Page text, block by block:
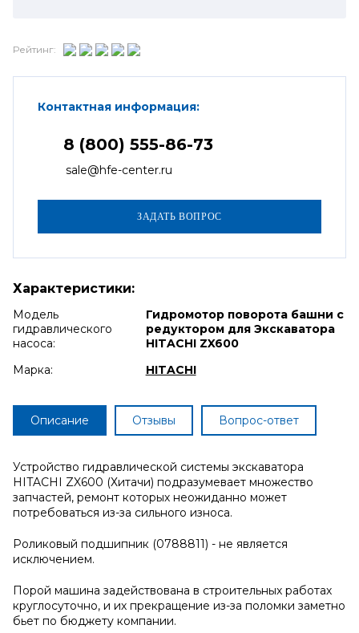
Рейтинг:
Контактная информация:
8 (800) 555-86-73
sale@hfe-center.ru
Характеристики:
Модель
гидравлического
насоса:
Гидромотор поворота башни с
редуктором для Экскаватора
HITACHI ZX600
Марка:
HITACHI
Описание Отзывы Вопрос-ответ
Устройство гидравлической системы экскаватора
HITACHI ZX600 (Хитачи) подразумевает множество
запчастей, ремонт которых неожиданно может
потребоваться из-за сильного износа.
Роликовый подшипник (0788811) - не является
исключением.
Порой машина задействована в строительных работах
круглосуточно, и их прекращение из-за поломки заметно
бьет по бюджету компании.